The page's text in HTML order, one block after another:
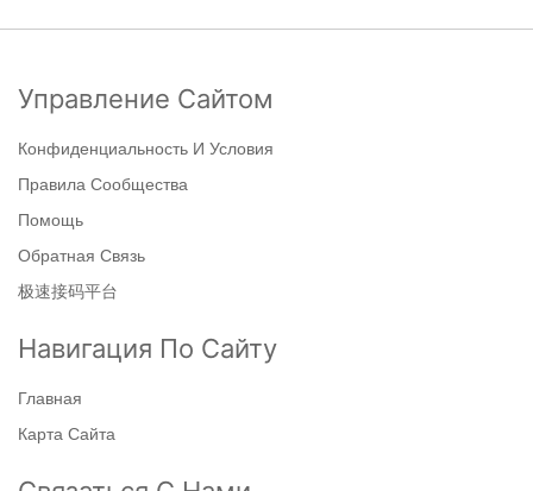
Управление Сайтом
Конфиденциальность И Условия
Правила Сообщества
Помощь
Обратная Связь
极速接码平台
Навигация По Сайту
Главная
Карта Сайта